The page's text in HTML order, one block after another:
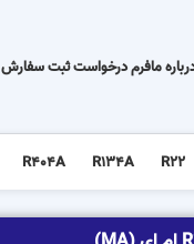
مافرم درخواست ثبت سفارش
R22
R134A
R404A